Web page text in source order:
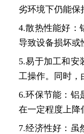
劣环境下仍能保
4.散热性能好：
导致设备损坏或
5.易于加工和安
工操作。同时，
6.环保节能：铝
在一定程度上降
7.经济性好：虽